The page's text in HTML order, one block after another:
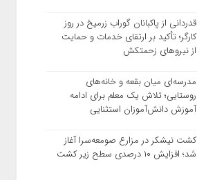
قدردانی از پاکبانان گوراب زرمیخ در روز
کارگر؛ تأکید بر ارتقای خدمات و حمایت
از نیروهای زحمتکش
مدرسه‌ای میان بقعه و خانه‌های
روستایی؛ تلاش یک معلم برای ادامه
آموزش دانش‌آموزان استثنایی
کشت نیشکر در مزارع صومعه‌سرا آغاز
شد؛ افزایش ۱۰ درصدی سطح زیر کشت